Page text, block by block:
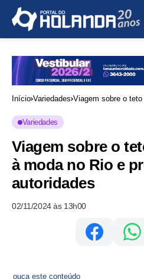
Início Variedades Viagem sobre o
Variedades
Viagem sobre o
à moda no Rio e
autoridades
02/11/2024 às 13h00
ouça este conteúdo